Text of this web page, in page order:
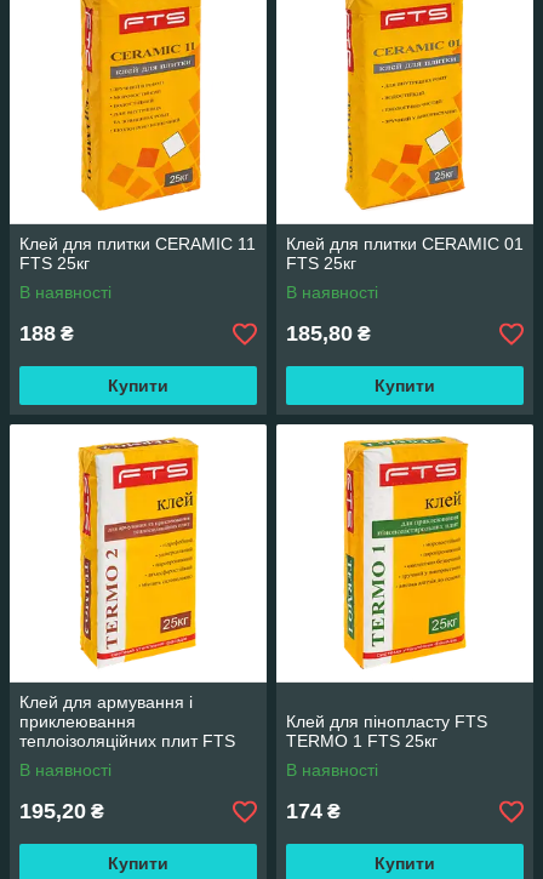
Клей для плитки CERAMIC 11
FTS 25кг
В наявності
188 ₴
Купити
Клей для плитки CERAMIC 01
FTS 25кг
В наявності
185,80 ₴
Купити
Клей для армування і
приклеювання
теплоізоляційних плит FTS
TERMO 2 FTS 25кг
В наявності
195,20 ₴
Купити
Клей для пінопласту FTS
TERMO 1 FTS 25кг
В наявності
174 ₴
Купити